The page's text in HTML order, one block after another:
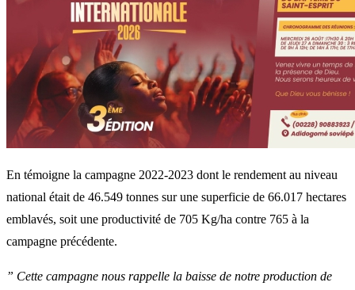
En témoigne la campagne 2022-2023 dont le rendement au niveau
national était de 46.549 tonnes sur une superficie de 66.017 hectares
emblavés, soit une productivité de 705 Kg/ha contre 765 à la
campagne précédente.
” Cette campagne nous rappelle la baisse de notre production de